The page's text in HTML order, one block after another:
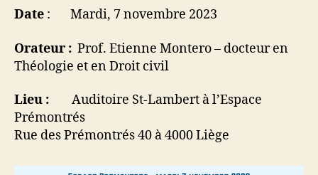
Date : Mardi, 7 novembre 2023
Orateur : Prof. Etienne Montero – docteur en
Théologie et en Droit civil
Lieu : Auditoire St-Lambert à l’Espace
Prémontrés
Rue des Prémontrés 40 à 4000 Liège